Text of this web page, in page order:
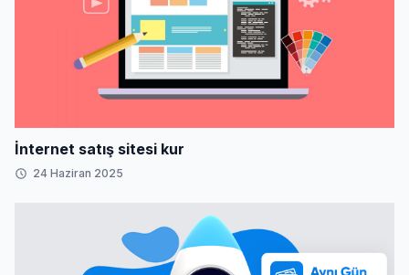
İnternet satış sitesi kur
24 Haziran 2025